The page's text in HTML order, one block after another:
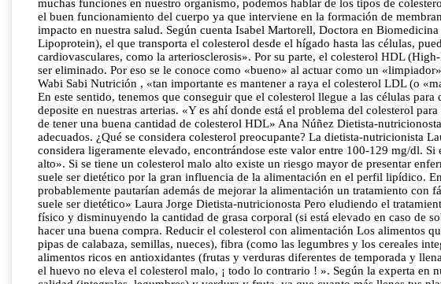
muchas funciones en nuestro organismo, podemos hablar de los tipos de
el buen funcionamiento del cuerpo ya que interviene en la formación de
impacto en nuestra salud. Según cuenta Isabel Martorell, Doctora en
Lipoprotein), el que transporta el colesterol desde el hígado hasta las células,
cardiovasculares, como la arteriosclerosis». Por su parte, el colesterol HDL
ser eliminado. Por eso se le conoce como «bueno» al actuar como un
Wabi Sabi Nutrición , «tan importante es mantener a raya el colesterol LDL (o
En este sentido, tenemos que conseguir que el colesterol llegue a las células
deposite en nuestras arterias. «Y es ahí donde está el problema del colesterol
de tener una buena cantidad de colesterol HDL» Ana Núñez Dietista-
adecuados. ¿Qué se considera colesterol preocupante? La dietista-nutricionista
considera ligeramente elevado, encontrándose este valor entre 100-129 mg/dl.
alto». Si se tiene un colesterol malo alto existe un riesgo mayor de presentar
suele ser dietético por la gran influencia de la alimentación en el perfil lipídico.
probablemente pautarían además de mejorar la alimentación un tratamiento
suele ser dietético» Laura Jorge Dietista-nutricionosta Pero eludiendo el
físico y disminuyendo la cantidad de grasa corporal (si está elevado en caso de
hacer una buena compra. Reducir el colesterol con alimentación Los alimentos
pipas de calabaza, semillas, nueces), fibra (como las legumbres y los cereales
alimentos ricos en antioxidantes (frutas y verduras diferentes de temporada y
el huevo no eleva el colesterol malo, ¡ todo lo contrario ! ». Según la experta